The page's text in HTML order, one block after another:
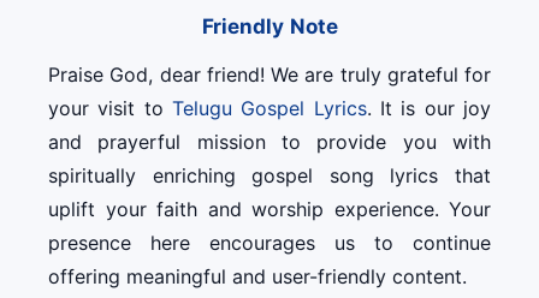
Friendly Note
Praise God, dear friend! We are truly grateful for
your visit to Telugu Gospel Lyrics. It is our joy
and prayerful mission to provide you with
spiritually enriching gospel song lyrics that
uplift your faith and worship experience. Your
presence here encourages us to continue
offering meaningful and user-friendly content.